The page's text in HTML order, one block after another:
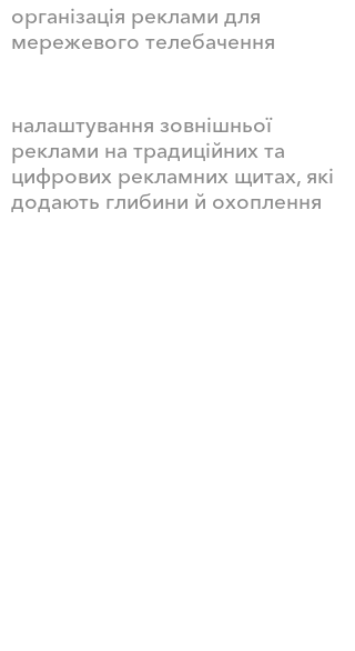
організація реклами для
мережевого телебачення
налаштування зовнішньої
реклами на традиційних та
цифрових рекламних щитах, які
додають глибини й охоплення